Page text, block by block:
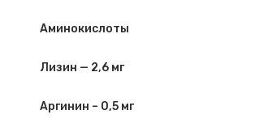
Аминокислоты
Лизин — 2,6 мг
Аргинин – 0,5 мг